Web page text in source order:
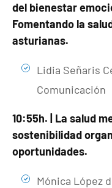
del bienestar
Fomentando la
asturianas.
Lidia Señaris
Comunicación
10:55h. | La salud
sostenibilidad
oportunidades.
Mónica López